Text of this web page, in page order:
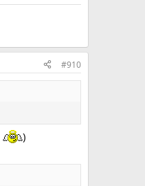
#910
)